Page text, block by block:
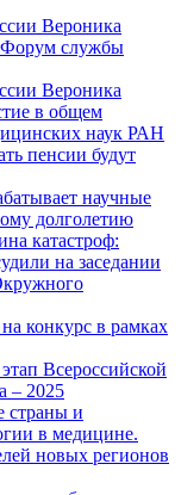
Вероника
службы
Вероника
в общем
наук РАН
пенсии будут
научные
долголетию
катастроф:
на заседании
конкурс в рамках
Всероссийской
– 2025
страны и
в медицине.
новых регионов